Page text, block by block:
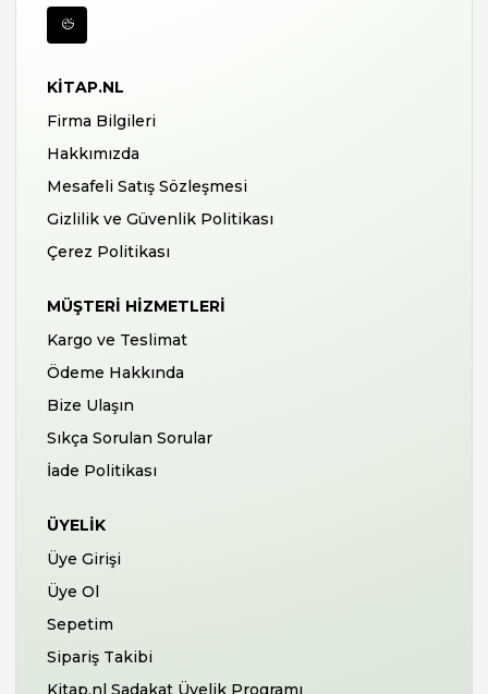
KITAP.NL
Firma Bilgileri
Hakkımızda
Mesafeli Satış Sözleşmesi
Gizlilik ve Güvenlik Politikası
Çerez Politikası
MÜŞTERI HIZMETLERI
Kargo ve Teslimat
Ödeme Hakkında
Bize Ulaşın
Sıkça Sorulan Sorular
İade Politikası
ÜYELIK
Üye Girişi
Üye Ol
Sepetim
Sipariş Takibi
Kitap.nl Sadakat Üyelik Programı